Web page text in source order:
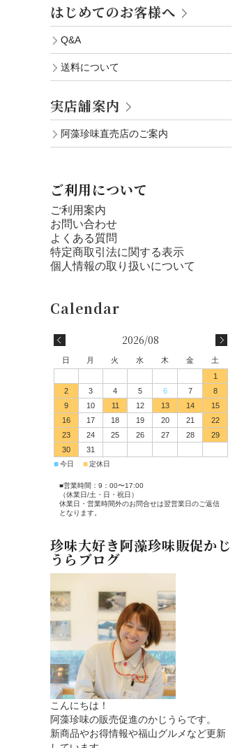
はじめてのお客様へ
Q&A
送料について
実店舗案内
阿藻珍味直売店のご案内
ご利用について
ご利用案内
お問い合わせ
よくある質問
特定商取引法に関する表示
個人情報の取り扱いについて
2026/08
日 月 火 水 木 金
土
1
2
3 4 5 6 7
8
9
10 11 12 13 14
15
16
17 18 19 20 21
22
23
24 25 26 27 28
29
30
31
■今日 ■定休日
■営業時間：9：00〜17:00
（休業日/土・日・祝日）
休業日・営業時間外のお問合せは翌営業日のご返信
となります。
珍味大好き阿藻珍味販促かじ
うらブログ
こんにちは！
阿藻珍味の販売促進のかじうらです。
新商品やお得情報や福山グルメなど更新